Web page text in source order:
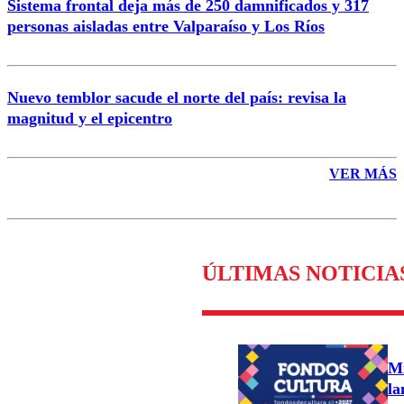
Sistema frontal deja más de 250 damnificados y 317
personas aisladas entre Valparaíso y Los Ríos
Nuevo temblor sacude el norte del país: revisa la
magnitud y el epicentro
VER MÁS
ÚLTIMAS